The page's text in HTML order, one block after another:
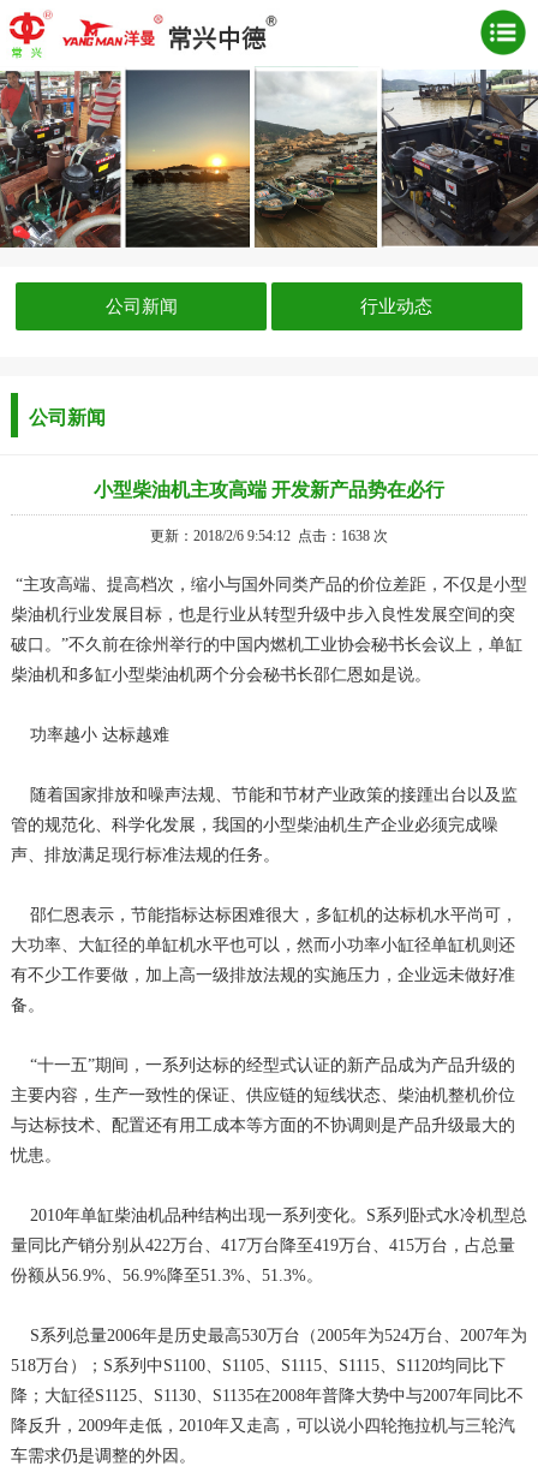
公司新闻 行业动态
公司新闻
小型柴油机主攻高端 开发新产品势在必行
更新：2018/2/6 9:54:12 点击： 1638 次
“主攻高端、提高档次，缩小与国外同类产品的价位差距，不仅是小型
柴油机行业发展目标，也是行业从转型升级中步入良性发展空间的突
破口。”不久前在徐州举行的中国内燃机工业协会秘书长会议上，单缸
柴油机和多缸小型柴油机两个分会秘书长邵仁恩如是说。
功率越小 达标越难
随着国家排放和噪声法规、节能和节材产业政策的接踵出台以及监
管的规范化、科学化发展，我国的小型柴油机生产企业必须完成噪
声、排放满足现行标准法规的任务。
邵仁恩表示，节能指标达标困难很大，多缸机的达标机水平尚可，
大功率、大缸径的单缸机水平也可以，然而小功率小缸径单缸机则还
有不少工作要做，加上高一级排放法规的实施压力，企业远未做好准
备。
“十一五”期间，一系列达标的经型式认证的新产品成为产品升级的
主要内容，生产一致性的保证、供应链的短线状态、柴油机整机价位
与达标技术、配置还有用工成本等方面的不协调则是产品升级最大的
忧患。
2010年单缸柴油机品种结构出现一系列变化。S系列卧式水冷机型总
量同比产销分别从422万台、417万台降至419万台、415万台，占总量
份额从56.9%、56.9%降至51.3%、51.3%。
S系列总量2006年是历史最高530万台（2005年为524万台、2007年为
518万台）；S系列中S1100、S1105、S1115、S1115、S1120均同比下
降；大缸径S1125、S1130、S1135在2008年普降大势中与2007年同比不
降反升，2009年走低，2010年又走高，可以说小四轮拖拉机与三轮汽
车需求仍是调整的外因。